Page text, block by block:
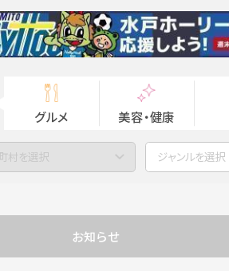
グルメ 美容・健康
村を選択 ジャンルを選択
お知らせ